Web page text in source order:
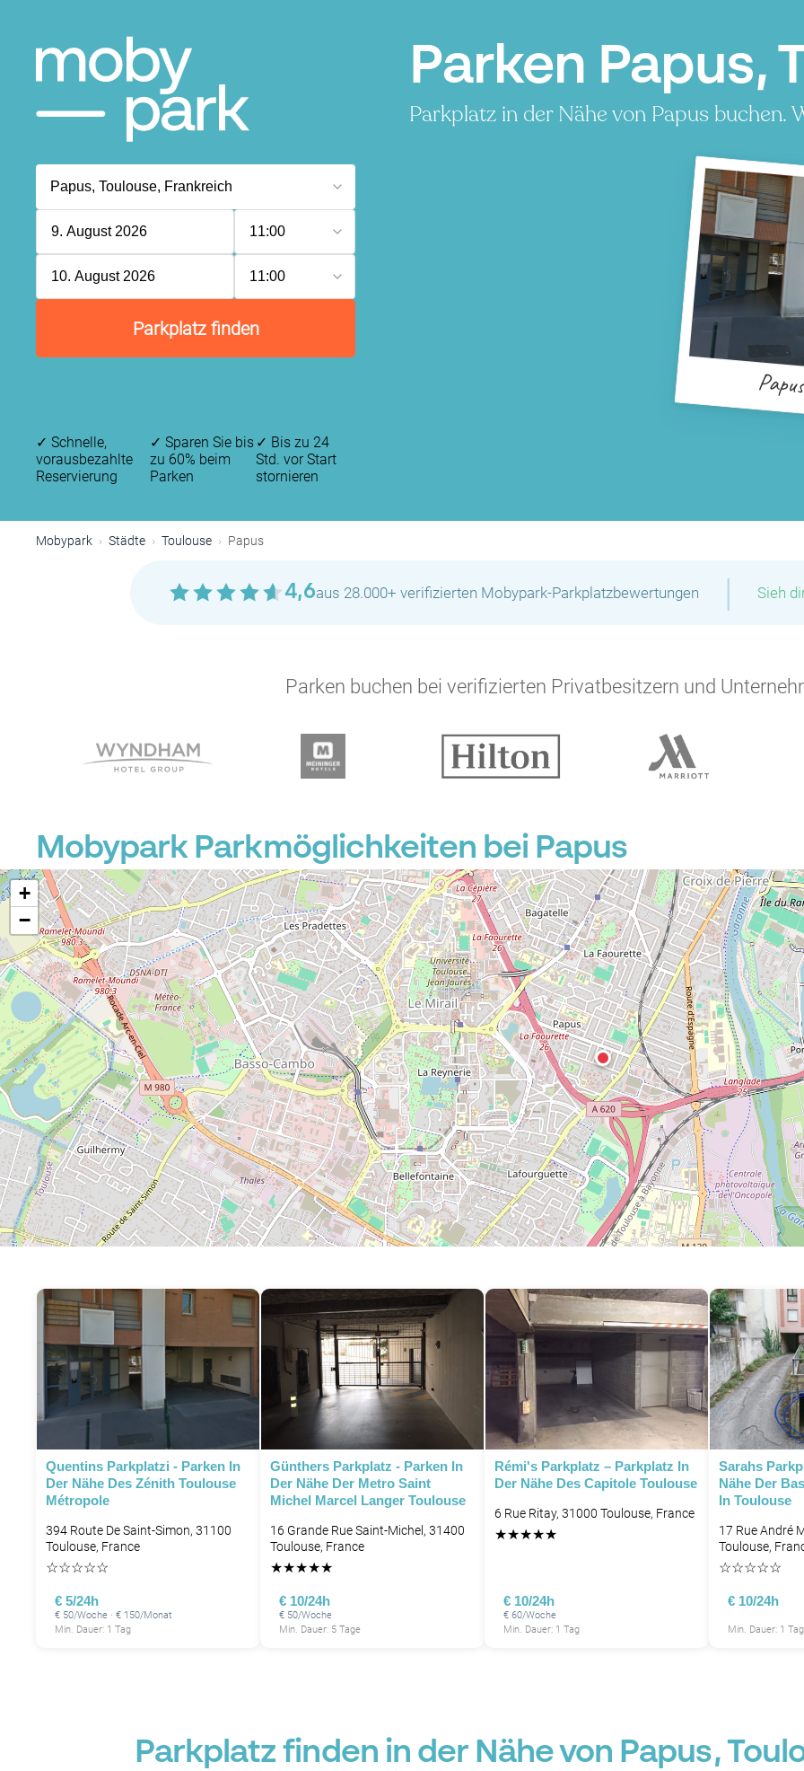
Parken Papus,
Parkplatz in der Nähe von Papus buchen.
9. August 2026 11:00
10. August 2026 11:00
Parkplatz finden
✓ Schnelle,
vorausbezahlte
Reservierung
✓ Sparen Sie bis
zu 60% beim
Parken
✓ Bis zu 24
Std. vor Start
stornieren
Mobypark Städte Toulouse Papus
4,6aus 28.000+ verifizierten Mobypark-Parkplatzbewertungen | Sieh
Parken buchen bei verifizierten Privatbesitzern und
Mobypark Parkmöglichkeiten bei Papus
+
−
Quentins Parkplatzi - Parken In
Der Nähe Des Zénith Toulouse
Métropole
394 Route De Saint-Simon, 31100
Toulouse, France
☆☆☆☆☆
€ 5/24h
€ 50/Woche · € 150/Monat
Min. Dauer: 1 Tag
Günthers Parkplatz - Parken In
Der Nähe Der Metro Saint
Michel Marcel Langer Toulouse
16 Grande Rue Saint-Michel, 31400
Toulouse, France
★★★★★
€ 10/24h
€ 50/Woche
Min. Dauer: 5 Tage
Rémi's Parkplatz – Parkplatz In
Der Nähe Des Capitole Toulouse
6 Rue Ritay, 31000 Toulouse, France
★★★★★
€ 10/24h
€ 60/Woche
Min. Dauer: 1 Tag
Sarahs
Nähe Der
In Toulouse
17 Rue André
Toulouse,
☆☆☆☆☆
€ 10/24h
Min. Dauer: 1 Tag
Parkplatz finden in der Nähe von Papus,